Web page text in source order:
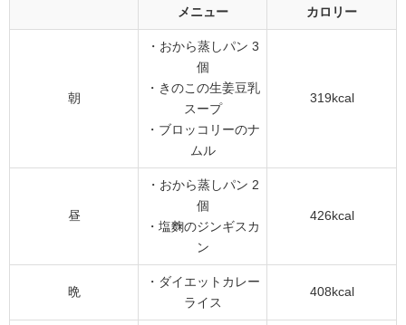
メニュー カロリー
朝
・おから蒸しパン 3
個
・きのこの生姜豆乳
スープ
・ブロッコリーのナ
ムル
319kcal
昼
・おから蒸しパン 2
個
・塩麴のジンギスカ
ン
426kcal
晩
・ダイエットカレー
ライス
408kcal